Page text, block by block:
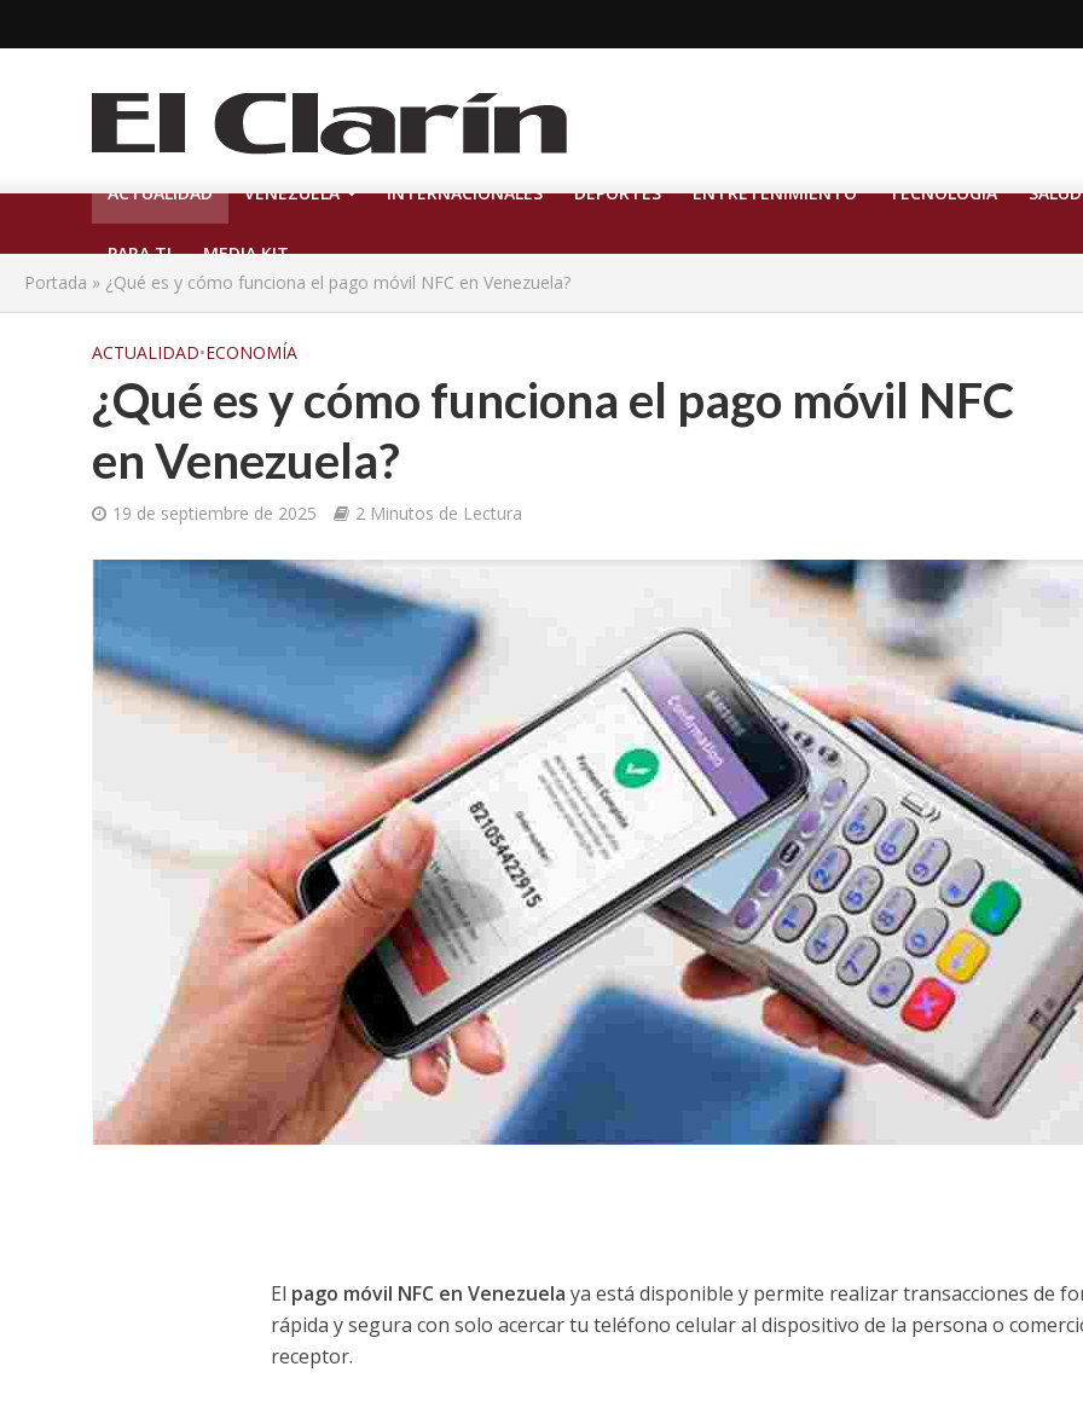
ACTUALIDAD VENEZUELA INTERNACIONALES DEPORTES ENTRETENIMIENTO TECNOLOGÍA SALUD
PARA TI
MEDIA KIT
Portada » ¿Qué es y cómo funciona el pago móvil NFC en Venezuela?
ACTUALIDAD•ECONOMÍA
¿Qué es y cómo funciona el pago móvil NFC
en Venezuela?
19 de septiembre de 2025 2 Minutos de Lectura
El pago móvil NFC en Venezuela ya está disponible y permite realizar transacciones de
rápida y segura con solo acercar tu teléfono celular al dispositivo de la persona o
receptor.